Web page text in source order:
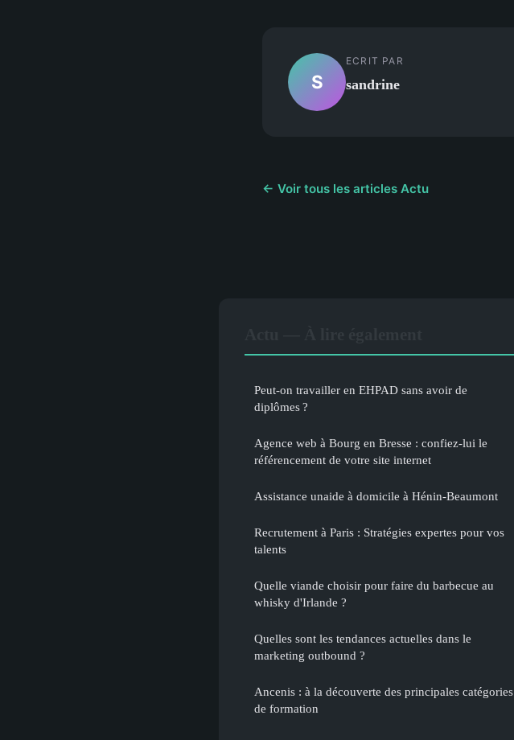
S
ECRIT PAR
sandrine
← Voir tous les articles Actu
Peut-on travailler en EHPAD sans avoir de
diplômes ?
Agence web à Bourg en Bresse : confiez-lui le
référencement de votre site internet
Assistance unaide à domicile à Hénin-Beaumont
Recrutement à Paris : Stratégies expertes pour vos
talents
Quelle viande choisir pour faire du barbecue au
whisky d'Irlande ?
Quelles sont les tendances actuelles dans le
marketing outbound ?
Ancenis : à la découverte des principales catégories
de formation